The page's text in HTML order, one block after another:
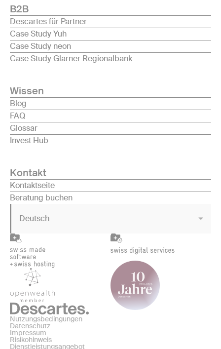
B2B
Descartes für Partner
Case Study Yuh
Case Study neon
Case Study Glarner Regionalbank
Wissen
Blog
FAQ
Glossar
Invest Hub
Kontakt
Kontaktseite
Beratung buchen
Deutsch
Nutzungsbedingungen
Datenschutz
Impressum
Risikohinweis
Dienstleistungsangebot